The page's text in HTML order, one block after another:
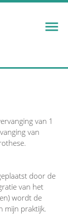
van 1
van
door de
van het
wordt de
mijn praktijk.